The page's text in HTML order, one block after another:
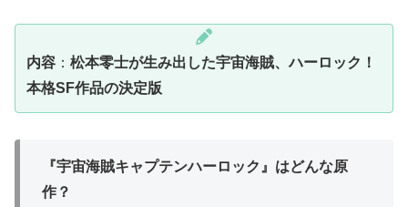
内容 ： 松本零士が生み出した宇宙海賊、ハーロック！
本格SF作品の決定版
『宇宙海賊キャプテンハーロック』はどんな原
作？